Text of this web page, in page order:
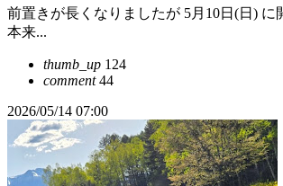
前置きが長くなりましたが 5月10日(日) に
本来...
thumb_up 124
comment44
2026/05/14 07:00